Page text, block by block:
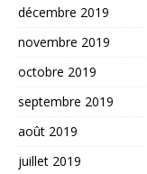
décembre 2019
novembre 2019
octobre 2019
septembre 2019
août 2019
juillet 2019